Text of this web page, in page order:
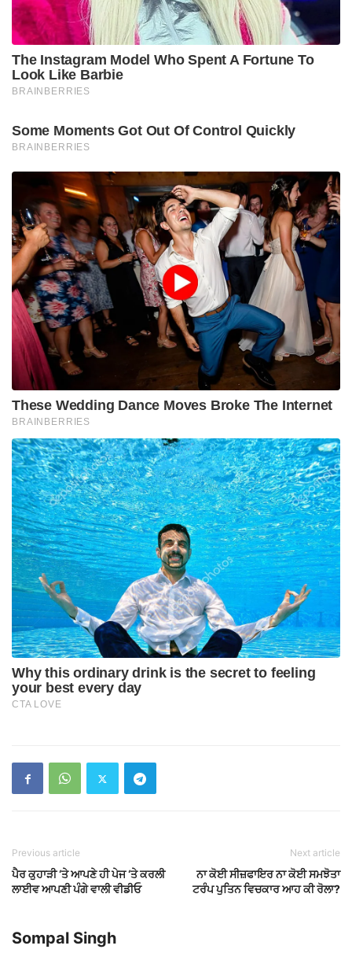
Previous article
ਪੈਰ ਕੁਹਾੜੀ ‘ਤੇ ਆਪਣੇ ਹੀ ਪੇਜ ‘ਤੇ ਕਰਲੀ
ਲਾਈਵ ਆਪਣੀ ਪੰਗੇ ਵਾਲੀ ਵੀਡੀਓ
Next article
ਨਾ ਕੋਈ ਸੀਜ਼ਫਾਇਰ ਨਾ ਕੋਈ ਸਮਝੋਤਾ
ਟਰੰਪ ਪੁਤਿਨ ਵਿਚਕਾਰ ਆਹ ਕੀ ਰੋਲਾ?
Sompal Singh